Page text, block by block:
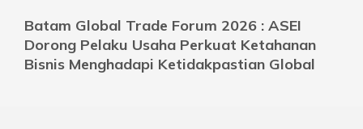
Batam Global Trade Forum 2026 : ASEI
Dorong Pelaku Usaha Perkuat Ketahanan
Bisnis Menghadapi Ketidakpastian Global